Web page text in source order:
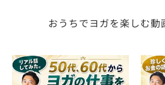
おうちでヨガを楽しむ動